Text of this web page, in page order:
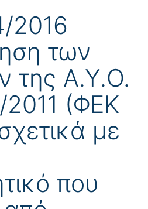
2016
των
της Α.Υ.Ο.
(ΦΕΚ
με
που